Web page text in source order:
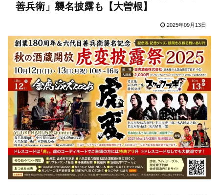
善兵衛」襲名披露も【大曽根】
2025年09月13日